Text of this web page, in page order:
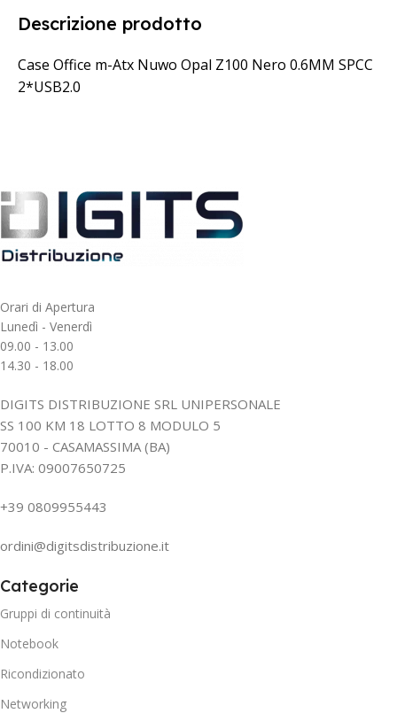
Descrizione prodotto
Case Office m-Atx Nuwo Opal Z100 Nero 0.6MM SPCC
2*USB2.0
Orari di Apertura
Lunedì - Venerdì
09.00 - 13.00
14.30 - 18.00
DIGITS DISTRIBUZIONE SRL UNIPERSONALE
SS 100 KM 18 LOTTO 8 MODULO 5
70010 - CASAMASSIMA (BA)
P.IVA: 09007650725
+39 0809955443
ordini@digitsdistribuzione.it
Categorie
Gruppi di continuità
Notebook
Ricondizionato
Networking